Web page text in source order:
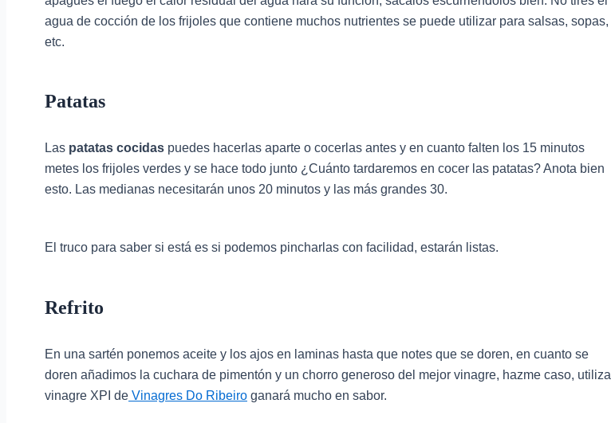
agua de cocción de los frijoles que contiene muchos nutrientes se puede utilizar para salsas, sopas,
etc.
Patatas
Las patatas cocidas puedes hacerlas aparte o cocerlas antes y en cuanto falten los 15 minutos
metes los frijoles verdes y se hace todo junto ¿Cuánto tardaremos en cocer las patatas? Anota bien
esto. Las medianas necesitarán unos 20 minutos y las más grandes 30.
El truco para saber si está es si podemos pincharlas con facilidad, estarán listas.
Refrito
En una sartén ponemos aceite y los ajos en laminas hasta que notes que se doren, en cuanto se
doren añadimos la cuchara de pimentón y un chorro generoso del mejor vinagre, hazme caso, utiliza
vinagre XPI de Vinagres Do Ribeiro ganará mucho en sabor.